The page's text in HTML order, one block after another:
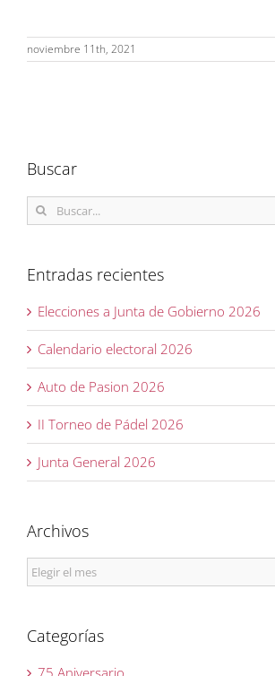
noviembre 11th, 2021
Buscar
Buscar:
Entradas recientes
Elecciones a Junta de Gobierno 2026
Calendario electoral 2026
Auto de Pasion 2026
II Torneo de Pádel 2026
Junta General 2026
Archivos
Archivos
Categorías